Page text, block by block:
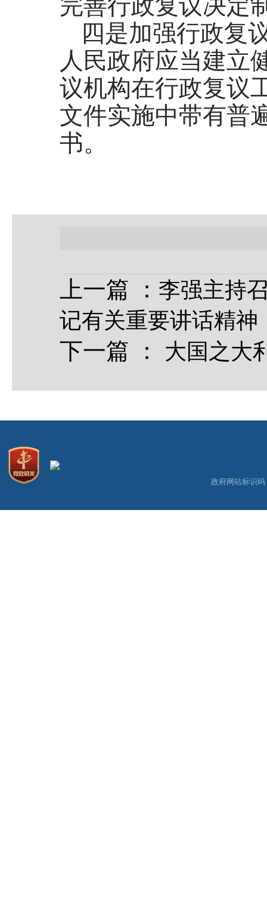
完善行政复议决定
四是加强行政复
人民政府应当建立
议机构在行政复议
文件实施中带有普
书。
上一篇 ： 李强主持
记有关重要讲话精神
下一篇 ： 大国之大
政府网站标识码